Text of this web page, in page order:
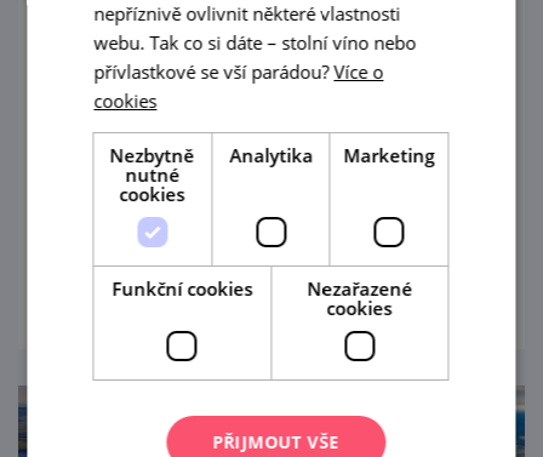
Degustace s prohlídkou výrobního a
ležáckého sklepa
Nenechte si ujít jedinečnou příležitost
nahlédnout do tajů výroby vína vinařství
Jiřího Šilinka a ochutnat jejich vína!
prohlédnout
nepříznivě ovlivnit některé vlastnosti
webu. Tak co si dáte – stolní víno nebo
přívlastkové se vší parádou?Více o
cookies
Nezbytně
nutné
cookies
Analytika Marketing
Funkční cookies
Nezařazené
cookies
PŘIJMOUT VŠE